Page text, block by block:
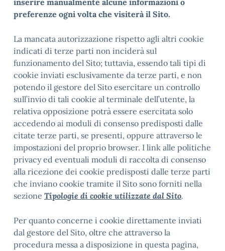
inserire manualmente alcune informazioni o
preferenze ogni volta che visiterà il Sito.
La mancata autorizzazione rispetto agli altri cookie
indicati di terze parti non inciderà sul
funzionamento del Sito; tuttavia, essendo tali tipi di
cookie inviati esclusivamente da terze parti, e non
potendo il gestore del Sito esercitare un controllo
sull’invio di tali cookie al terminale dell’utente, la
relativa opposizione potrà essere esercitata solo
accedendo ai moduli di consenso predisposti dalle
citate terze parti, se presenti, oppure attraverso le
impostazioni del proprio browser. I link alle politiche
privacy ed eventuali moduli di raccolta di consenso
alla ricezione dei cookie predisposti dalle terze parti
che inviano cookie tramite il Sito sono forniti nella
sezione Tipologie di cookie utilizzate dal Sito.
Per quanto concerne i cookie direttamente inviati
dal gestore del Sito, oltre che attraverso la
procedura messa a disposizione in questa pagina,